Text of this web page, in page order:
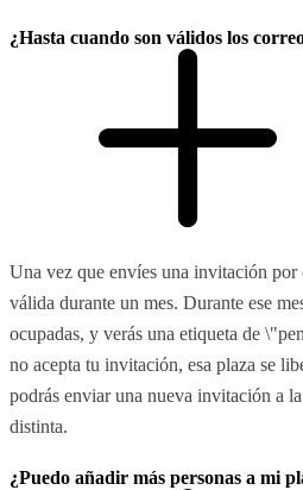
¿Hasta cuando son válidos los
Una vez que envíes una invitación por
válida durante un mes. Durante ese
ocupadas, y verás una etiqueta de
no acepta tu invitación, esa plaza se
podrás enviar una nueva invitación a
distinta.
¿Puedo añadir más personas a mi